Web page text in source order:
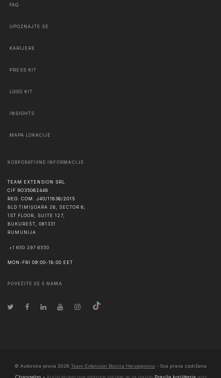
FAQ
UPOZNAJTE SE
KARIJERE
PRESS KIT
LOGO KIT
INSIGHTS
MAPA LOKACIJE
KORPORATIVNE INFORMACIJE
TEAM EXTENSION SRL
CIF RO35062448
REG. COM. J40/11836/2015
BLD TIMIȘOARA 26, SECTOR 6,
1ST FLOOR, SUITE 127,
BUKUREŠT
061331
RUMUNIJA
+1 650 297 6550
MON-FRI 09:00-18:00 EET
POVEŽITE SE S NAMA
© Autorska prava 2026 Team Extension Bosnia Herzegovina - Sva prava zadržana